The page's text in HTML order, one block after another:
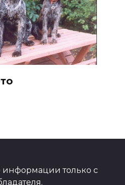
только с